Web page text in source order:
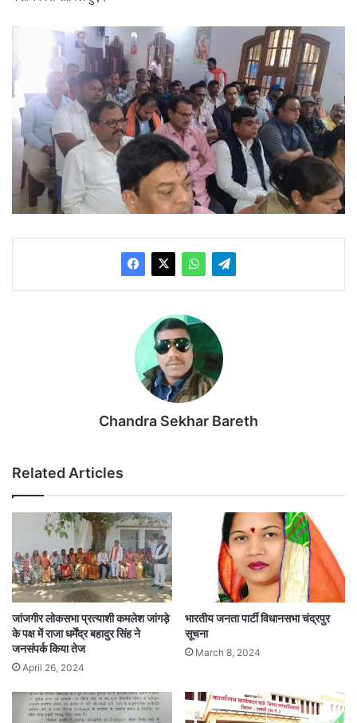
Chandra Sekhar Bareth
Related Articles
जांजगीर लोकसभा प्रत्याशी कमलेश जांगड़े
के पक्ष में राजा धर्मेंद्र बहादुर सिंह ने
जनसंपर्क किया तेज
April 26, 2024
भारतीय जनता पार्टी विधानसभा चंद्रपुर
सूचना
March 8, 2024